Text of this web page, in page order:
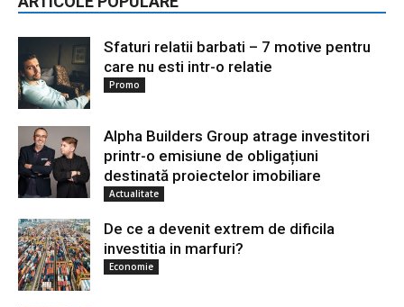
Sfaturi relatii barbati – 7 motive pentru
care nu esti intr-o relatie
Promo
Alpha Builders Group atrage investitori
printr-o emisiune de obligațiuni
destinată proiectelor imobiliare
Actualitate
De ce a devenit extrem de dificila
investitia in marfuri?
Economie